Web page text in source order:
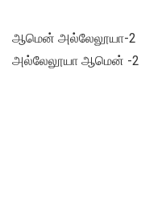
ஆமென் அல்லேலூயா-2
அல்லேலூயா ஆமென் -2